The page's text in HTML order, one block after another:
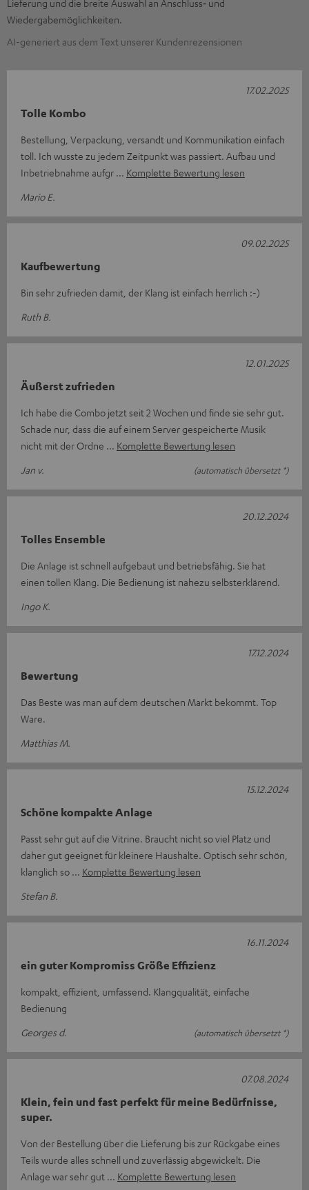
Lieferung und die breite Auswahl an Anschluss‑ und
Wiedergabemöglichkeiten.
AI-generiert aus dem Text unserer Kundenrezensionen
Tolle Kombo
Bestellung, Verpackung, versandt und Kommunikation einfach
toll. Ich wusste zu jedem Zeitpunkt was passiert. Aufbau und
Inbetriebnahme aufgr
Komplette Bewertung lesen
Mario E.
17.02.2025
Kaufbewertung
Bin sehr zufrieden damit, der Klang ist einfach herrlich :-)
Ruth B.
09.02.2025
Äußerst zufrieden
Ich habe die Combo jetzt seit 2 Wochen und finde sie sehr gut.
Schade nur, dass die auf einem Server gespeicherte Musik
nicht mit der Ordne
Komplette Bewertung lesen
Jan v.
(automatisch übersetzt *)
12.01.2025
Tolles Ensemble
Die Anlage ist schnell aufgebaut und betriebsfähig. Sie hat
einen tollen Klang. Die Bedienung ist nahezu selbsterklärend.
Ingo K.
20.12.2024
Bewertung
Das Beste was man auf dem deutschen Markt bekommt. Top
Ware.
Matthias M.
17.12.2024
Schöne kompakte Anlage
Passt sehr gut auf die Vitrine. Braucht nicht so viel Platz und
daher gut geeignet für kleinere Haushalte. Optisch sehr schön,
klanglich so
Komplette Bewertung lesen
Stefan B.
15.12.2024
ein guter Kompromiss Größe Effizienz
kompakt, effizient, umfassend. Klangqualität, einfache
Bedienung
Georges d.
(automatisch übersetzt *)
16.11.2024
Klein, fein und fast perfekt für meine Bedürfnisse,
super.
Von der Bestellung über die Lieferung bis zur Rückgabe eines
Teils wurde alles schnell und zuverlässig abgewickelt. Die
Anlage war sehr gut
Komplette Bewertung lesen
07.08.2024